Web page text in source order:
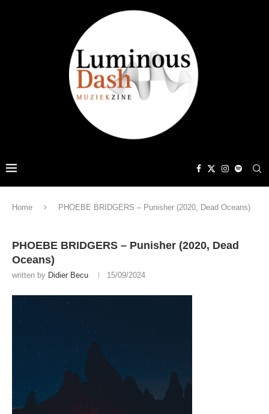
Home PHOEBE BRIDGERS – Punisher (2020, Dead Oceans)
PHOEBE BRIDGERS – Punisher (2020, Dead
Oceans)
written by Didier Becu 15/09/2024